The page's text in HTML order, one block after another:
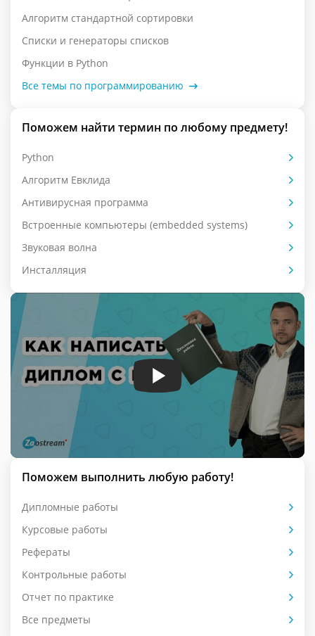
Алгоритм стандартной сортировки
Списки и генераторы списков
Функции в Python
Все темы по программированию
Поможем найти термин по любому предмету!
Python
Алгоритм Евклида
Антивирусная программа
Встроенные компьютеры (embedded systems)
Звуковая волна
Инсталляция
Поможем выполнить любую работу!
Дипломные работы
Курсовые работы
Рефераты
Контрольные работы
Отчет по практике
Все предметы